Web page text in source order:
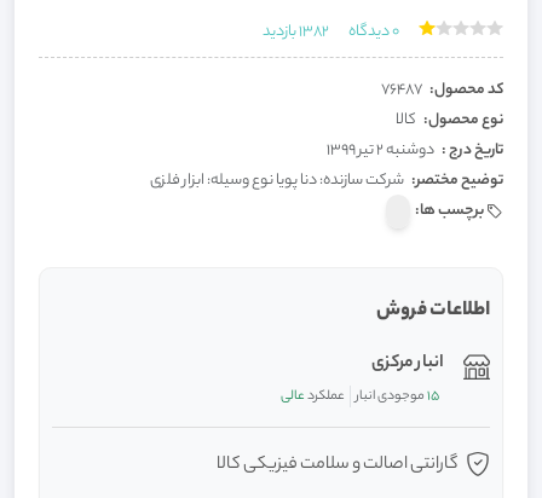
0دیدگاه 1382بازدید
کد محصول: 76487
نوع محصول: کالا
تاریخ درج : دوشنبه 2 تیر 1399
توضیح مختصر: شرکت سازنده: دنا پویا نوع وسیله: ابزار فلزی
برچسب ها:
اطلاعات فروش
انبار مرکزی
15موجودی انبار عملکردعالی
گارانتی اصالت و سلامت فیزیکی کالا